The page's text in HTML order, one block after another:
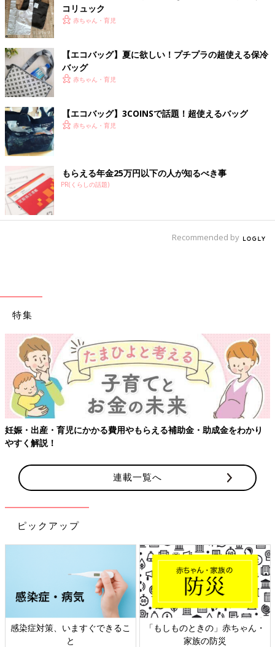
コリュック
赤ちゃん・育児
【エコバッグ】夏に欲しい！プチプラの超使える保冷
バッグ
赤ちゃん・育児
【エコバッグ】3COINSで話題！超使えるバッグ
赤ちゃん・育児
もらえる年金25万円以下の人が知るべき事
PR(くらしの話題)
Recommended by
特集
【ワクチン接種できるものも】妊婦の感染症対策、知っておいて！
連載一覧へ
ピックアップ
日本外来小児科学会リーフレッ
ト検討会
六星占術 細木かおりさんの人生
相談